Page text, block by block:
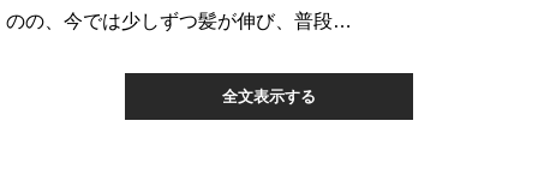
のの、今では少しずつ髪が伸び、普段…
全文表示する